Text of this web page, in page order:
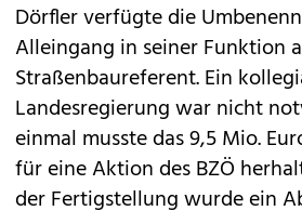
Dörfler verfügte die
Alleingang in seiner Funktion
Straßenbaureferent. Ein
Landesregierung war nicht
einmal musste das 9,5 Mio.
für eine Aktion des BZÖ
der Fertigstellung wurde ein